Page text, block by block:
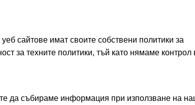
сайтове имат своите собствени политики за
за техните политики, тъй като нямаме контрол
да събираме информация при използване на